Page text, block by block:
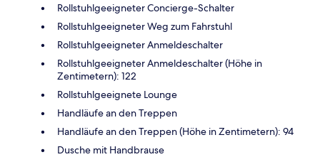
Rollstuhlgeeigneter Concierge-Schalter
Rollstuhlgeeigneter Weg zum Fahrstuhl
Rollstuhlgeeigneter Anmeldeschalter
Rollstuhlgeeigneter Anmeldeschalter (Höhe in
Zentimetern): 122
Rollstuhlgeeignete Lounge
Handläufe an den Treppen
Handläufe an den Treppen (Höhe in Zentimetern): 94
Dusche mit Handbrause